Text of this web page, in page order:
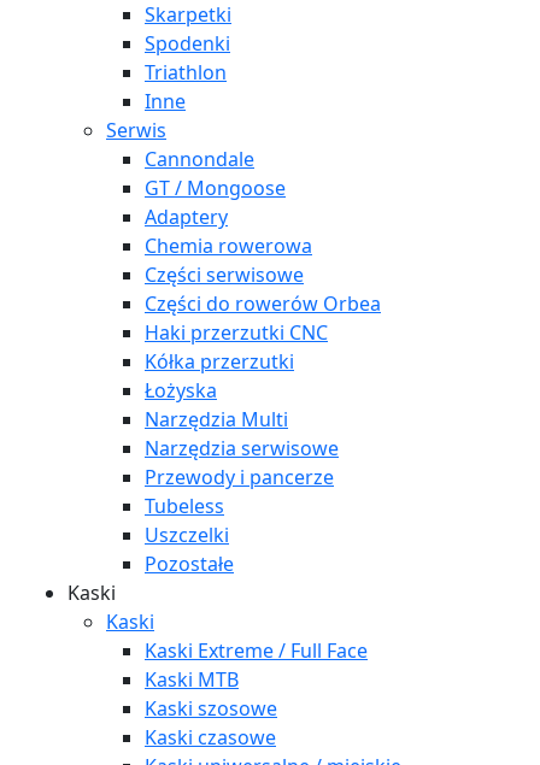
Skarpetki
Spodenki
Triathlon
Inne
Serwis
Cannondale
GT / Mongoose
Adaptery
Chemia rowerowa
Części serwisowe
Części do rowerów Orbea
Haki przerzutki CNC
Kółka przerzutki
Łożyska
Narzędzia Multi
Narzędzia serwisowe
Przewody i pancerze
Tubeless
Uszczelki
Pozostałe
Kaski
Kaski
Kaski Extreme / Full Face
Kaski MTB
Kaski szosowe
Kaski czasowe